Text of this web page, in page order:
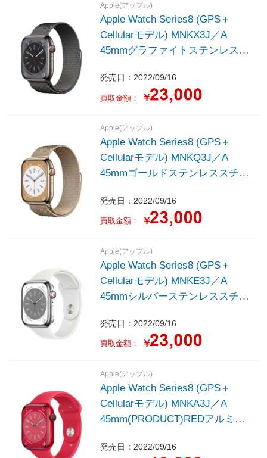
Apple(アップル)
Apple Watch Series8 (GPS＋
Cellularモデル) MNKX3J／A
45mmグラファイトステンレスス
ネーゼループ
発売日：2022/09/16
買取金額： ￥
Apple(アップル)
Apple Watch Series8 (GPS＋
Cellularモデル) MNKQ3J／A
45mmゴールドステンレススチー
ープ
発売日：2022/09/16
買取金額： ￥
Apple(アップル)
Apple Watch Series8 (GPS＋
Cellularモデル) MNKE3J／A
45mmシルバーステンレススチー
ド - レギュラー
発売日：2022/09/16
買取金額： ￥
Apple(アップル)
Apple Watch Series8 (GPS＋
Cellularモデル) MNKA3J／A
45mm(PRODUCT)REDアルミニ
ポーツバンド - レギュラー
発売日：2022/09/16